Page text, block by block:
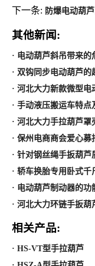
下一条: 防爆电动葫
其他新闻:
· 电动葫芦斜吊带来的
· 双钩同步电动葫芦的
· 河北大力新款微型
· 手动液压搬运车特点
· 河北大力手拉葫芦罩
· 保州电商商会爱心募
· 针对钢丝绳手扳葫芦
· 轿车换胎专用卧式千
· 电动葫芦制动器的功
· 河北大力环链手扳葫
相关产品:
· HS-VT型手拉葫芦